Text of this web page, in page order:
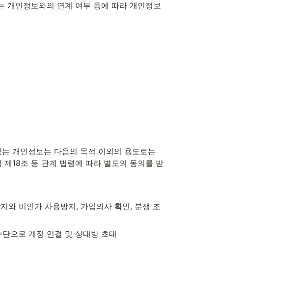
개인정보와의 연계 여부 등에 따라 개인정보
개인정보는 다음의 목적 이외의 용도로는
18조 등 관계 법령에 따라 별도의 동의를 받
와 비인가 사용방지, 가입의사 확인, 분쟁 조
으로 계정 연결 및 상대방 초대